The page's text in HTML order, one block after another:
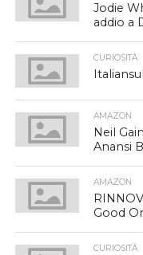
Jodie
addio a
CURIOSITÀ
AMAZON
Neil
Anansi
AMAZON
Good
CURIOSITÀ